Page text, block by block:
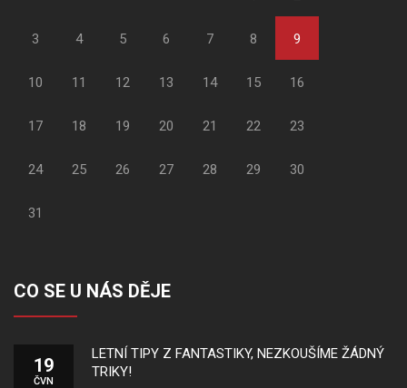
3 4 5 6 7 8 9
10 11 12 13 14 15 16
17 18 19 20 21 22 23
24 25 26 27 28 29 30
31
CO SE U NÁS DĚJE
19
ČVN
LETNÍ TIPY Z FANTASTIKY, NEZKOUŠÍME ŽÁDNÝ
TRIKY!